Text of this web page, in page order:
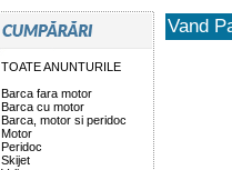
TOATE ANUNTURILE
Barca fara motor
Barca cu motor
Barca, motor si peridoc
Motor
Peridoc
Skijet
Vand